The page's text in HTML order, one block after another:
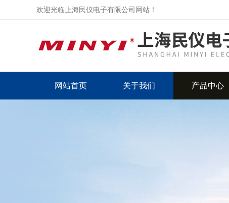
欢迎光临上海民仪电子有限公司网站！
网站首页 关于我们 产品中心